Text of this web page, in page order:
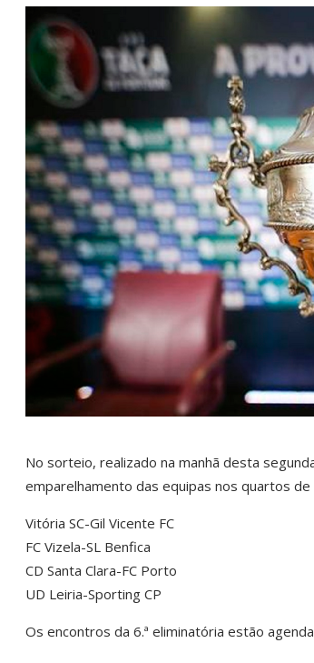
No sorteio, realizado na manhã desta
emparelhamento das equipas nos quartos
Vitória SC-Gil Vicente FC
FC Vizela-SL Benfica
CD Santa Clara-FC Porto
UD Leiria-Sporting CP
Os encontros da 6.ª eliminatória estão